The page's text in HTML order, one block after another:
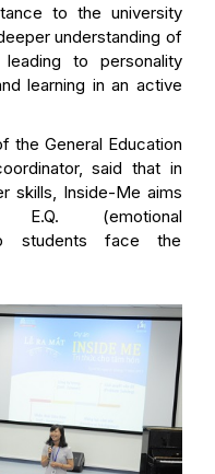
to the university
understanding of
to personality
learning in an active
the General Education
said that in
skills, Inside-Me aims
(emotional
students face the